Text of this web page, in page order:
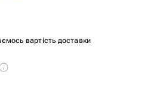
вартість доставки